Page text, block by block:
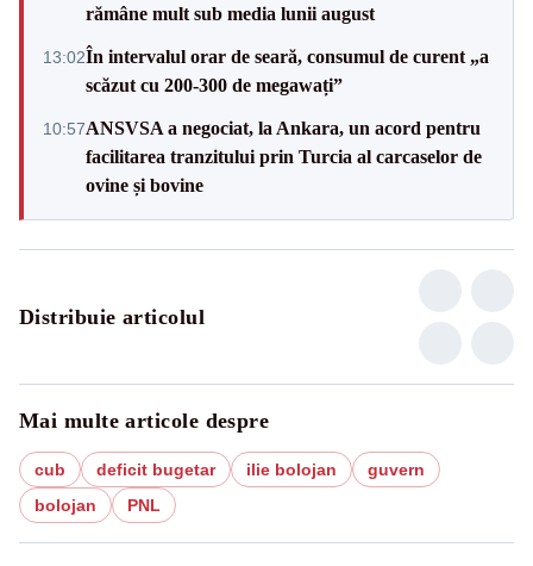
rămâne mult sub media lunii august
13:02În intervalul orar de seară, consumul de curent „a
scăzut cu 200-300 de megawați”
10:57ANSVSA a negociat, la Ankara, un acord pentru
facilitarea tranzitului prin Turcia al carcaselor de
ovine și bovine
Distribuie articolul
Mai multe articole despre
cub deficit bugetar ilie bolojan
guvern
bolojan
PNL